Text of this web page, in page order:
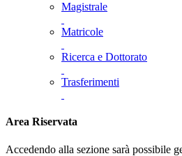
Magistrale
Matricole
Ricerca e Dottorato
Trasferimenti
Area Riservata
Accedendo alla sezione sarà possibile